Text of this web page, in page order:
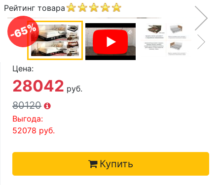
Open submenu (Шкафы)
Шкафы
О компании
Контакты
Доставка по городу
-65%
Рейтинг товара
Цена:
28042 руб.
80120
Выгода:
52078 руб.
Купить